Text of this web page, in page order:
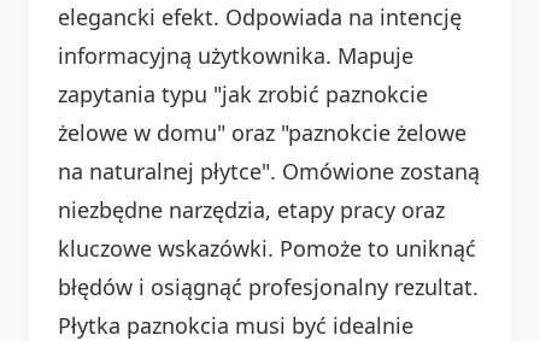
elegancki efekt. Odpowiada na intencję
informacyjną użytkownika. Mapuje
zapytania typu "jak zrobić paznokcie
żelowe w domu" oraz "paznokcie żelowe
na naturalnej płytce". Omówione zostaną
niezbędne narzędzia, etapy pracy oraz
kluczowe wskazówki. Pomoże to uniknąć
błędów i osiągnąć profesjonalny rezultat.
Płytka paznokcia musi być idealnie